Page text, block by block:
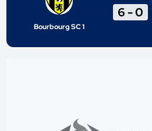
Bourbourg SC 1
6-0